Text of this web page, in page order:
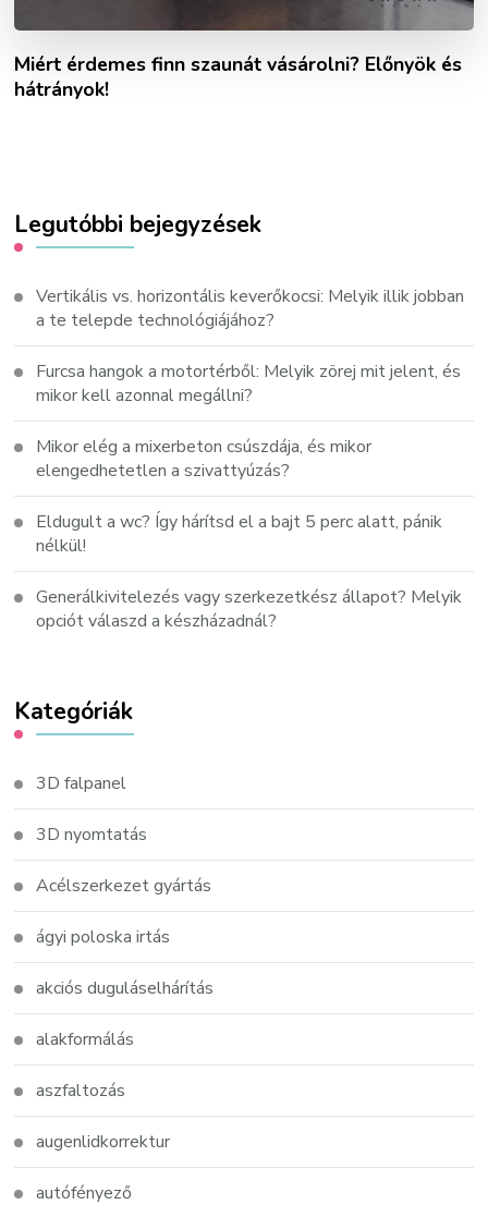
Miért érdemes finn szaunát vásárolni? Előnyök és
hátrányok!
Legutóbbi bejegyzések
Vertikális vs. horizontális keverőkocsi: Melyik illik jobban
a te telepde technológiájához?
Furcsa hangok a motortérből: Melyik zörej mit jelent, és
mikor kell azonnal megállni?
Mikor elég a mixerbeton csúszdája, és mikor
elengedhetetlen a szivattyúzás?
Eldugult a wc? Így hárítsd el a bajt 5 perc alatt, pánik
nélkül!
Generálkivitelezés vagy szerkezetkész állapot? Melyik
opciót válaszd a készházadnál?
Kategóriák
3D falpanel
3D nyomtatás
Acélszerkezet gyártás
ágyi poloska irtás
akciós duguláselhárítás
alakformálás
aszfaltozás
augenlidkorrektur
autófényező